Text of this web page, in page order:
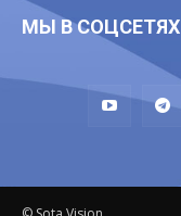
МЫ В СОЦСЕТЯХ